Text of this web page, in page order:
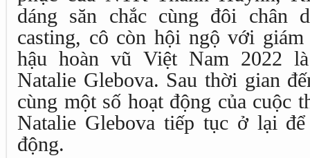
dáng săn chắc cùng đôi chân
casting, cô còn hội ngộ với
hậu hoàn vũ Việt Nam 2022
Natalie Glebova. Sau thời gian
cùng một số hoạt động của cuộc
Natalie Glebova tiếp tục ở lại
động.